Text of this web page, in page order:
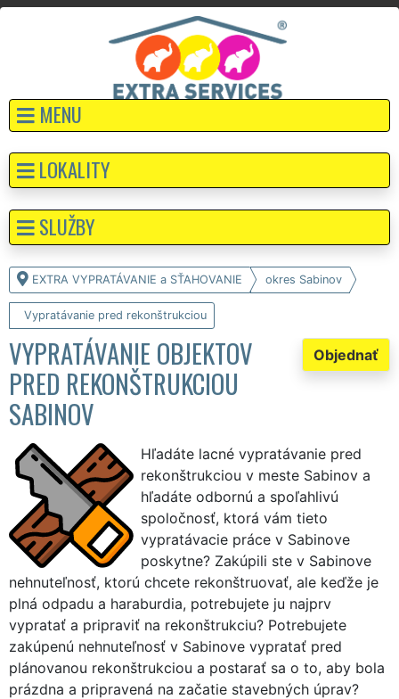
MENU
EXTRA VYPRATÁVANIE a SŤAHOVANIE okres Sabinov
Vypratávanie pred rekonštrukciou
Objednať
VYPRATÁVANIE OBJEKTOV
PRED REKONŠTRUKCIOU
SABINOV
Hľadáte lacné vypratávanie pred
rekonštrukciou v meste Sabinov a
hľadáte odbornú a spoľahlivú
spoločnosť, ktorá vám tieto
vypratávacie práce v Sabinove
poskytne? Zakúpili ste v Sabinove
nehnuteľnosť, ktorú chcete rekonštruovať, ale keďže je
plná odpadu a haraburdia, potrebujete ju najprv
vypratať a pripraviť na rekonštrukciu? Potrebujete
zakúpenú nehnuteľnosť v Sabinove vypratať pred
plánovanou rekonštrukciou a postarať sa o to, aby bola
prázdna a pripravená na začatie stavebných úprav?
LOKALITY
SLUŽBY